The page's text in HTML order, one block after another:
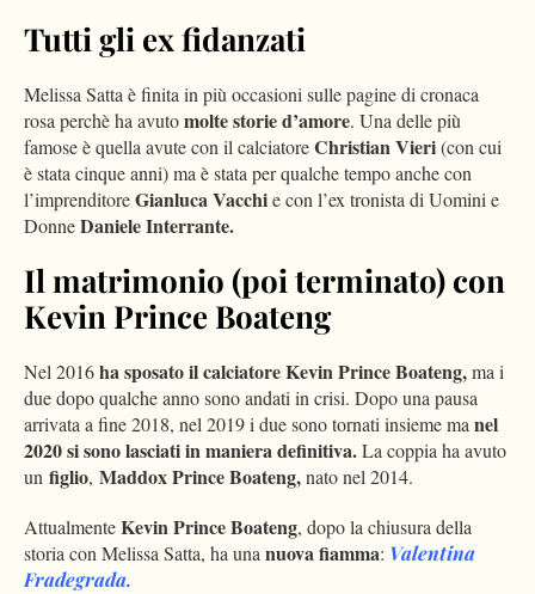
Tutti gli ex fidanzati
Melissa Satta è finita in più occasioni sulle pagine di cronaca
rosa perchè ha avutomolte storie d’amore. Una delle più
famose è quella avute con il calciatoreChristian Vieri(con cui
è stata cinque anni) ma è stata per qualche tempo anche con
l’imprenditoreGianluca Vacchie con l’ex tronista di Uomini e
DonneDaniele Interrante.
Il matrimonio (poi terminato) con
Kevin Prince Boateng
Nel 2016ha sposato il calciatore Kevin Prince Boateng,ma i
due dopo qualche anno sono andati in crisi. Dopo una pausa
arrivata a fine 2018, nel 2019 i due sono tornati insieme manel
2020 si sono lasciati in maniera definitiva.La coppia ha avuto
un figlio, Maddox Prince Boateng,nato nel 2014.
AttualmenteKevin Prince Boateng, dopo la chiusura della
storia con Melissa Satta, ha unanuova fiamma: Valentina
Fradegrada.